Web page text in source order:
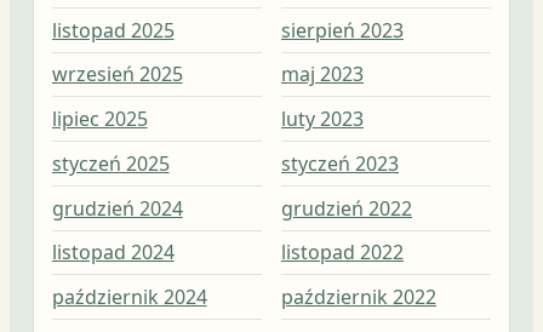
listopad 2025
wrzesień 2025
lipiec 2025
styczeń 2025
grudzień 2024
listopad 2024
październik 2024
sierpień 2023
maj 2023
luty 2023
styczeń 2023
grudzień 2022
listopad 2022
październik 2022